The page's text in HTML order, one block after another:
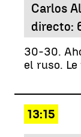
Carlos
directo:
30-30.
el ruso.
13:15